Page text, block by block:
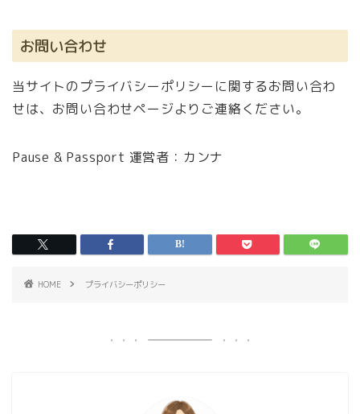
お問い合わせ
当サイトのプライバシーポリシーに関するお問い合わ
せは、お問い合わせページよりご連絡ください。
Pause & Passport 運営者：カンナ
HOME プライバシーポリシー